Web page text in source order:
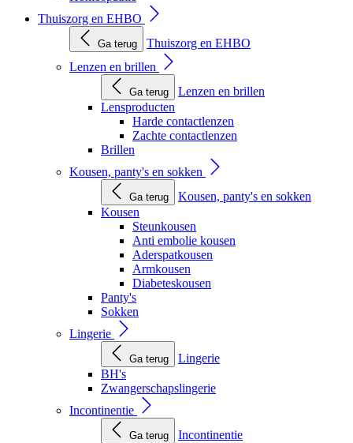
Thuiszorg en EHBO
Ga terug
Thuiszorg en EHBO
Lenzen en brillen
Ga terug
Lenzen en brillen
Lensproducten
Harde contactlenzen
Zachte contactlenzen
Brillen
Kousen, panty's en sokken
Ga terug
Kousen, panty's en sokken
Kousen
Steunkousen
Anti embolie kousen
Aderspatkousen
Armkousen
Diabeteskousen
Panty's
Sokken
Lingerie
Ga terug
Lingerie
BH's
Zwangerschapslingerie
Incontinentie
Ga terug
Incontinentie